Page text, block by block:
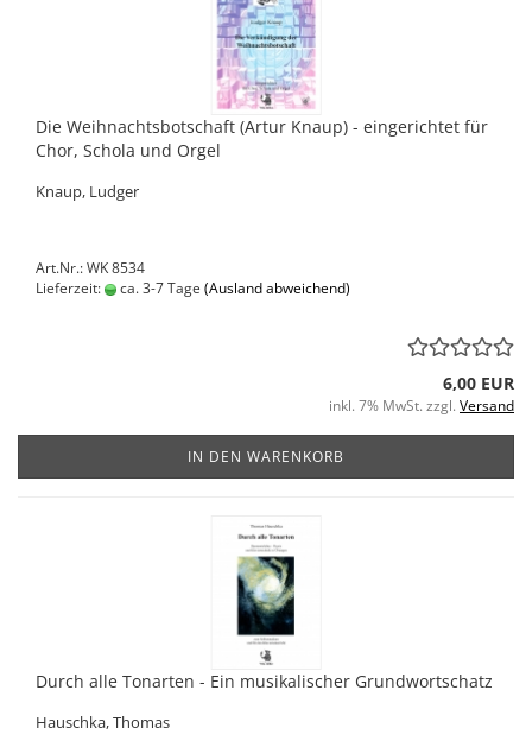
Die Weihnachtsbotschaft (Artur Knaup) - eingerichtet für
Chor, Schola und Orgel
Knaup, Ludger
Art.Nr.: WK 8534
Lieferzeit:
ca. 3-7 Tage (Ausland abweichend)
6,00 EUR
inkl. 7% MwSt. zzgl. Versand
IN DEN WARENKORB
Durch alle Tonarten - Ein musikalischer Grundwortschatz
Hauschka, Thomas